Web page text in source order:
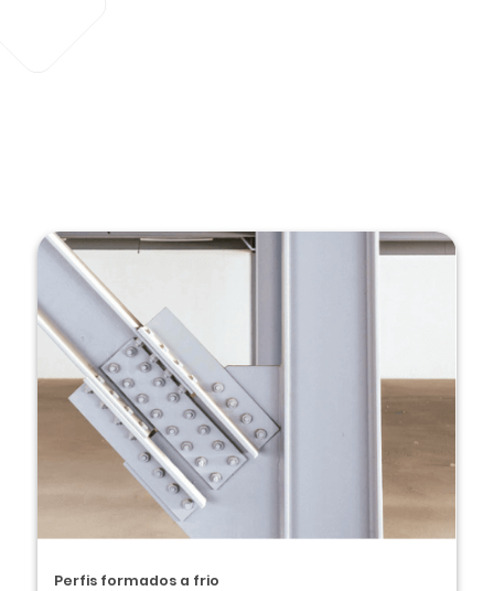
Perfis formados a frio